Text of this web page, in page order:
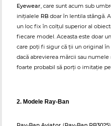
Eyewear, care sunt acum sub
inițialele RB doar în lentila stângă.
un loc fix în colțul superior al
fiecare model. Aceasta este doar
care poți fi sigur că ții un original în
dacă abrevierea mărcii sau
foarte probabil să porți o imitație pe
2. Modele Ray-Ban